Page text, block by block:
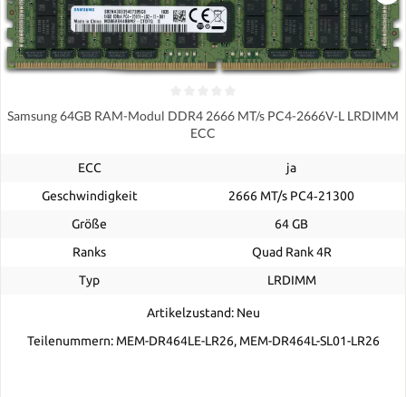
Samsung 64GB RAM-Modul DDR4 2666 MT/s PC4-2666V-L LRDIMM
ECC
ECC
ja
Geschwindigkeit
2666 MT/s PC4‑21300
Größe
64 GB
Ranks
Quad Rank 4R
Typ
LRDIMM
Artikelzustand: Neu
Teilenummern: MEM-DR464LE-LR26, MEM-DR464L-SL01-LR26